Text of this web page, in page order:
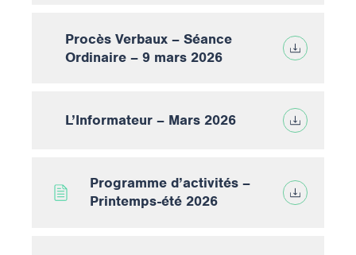
Procès Verbaux – Séance
Ordinaire – 9 mars 2026
L’Informateur – Mars 2026
Programme d’activités –
Printemps-été 2026